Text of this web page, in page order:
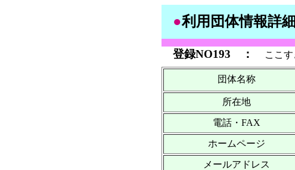
●利用団体情報詳細
登録NO193 ： ここす
団体名称
所在地
電話・FAX
ホームページ
メールアドレス